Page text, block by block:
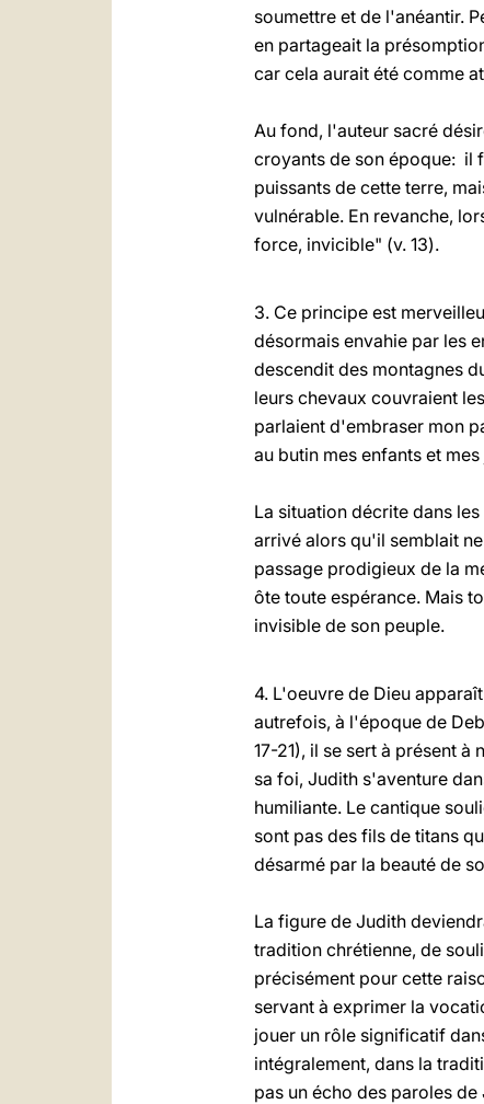
soumettre et de l'anéantir.
en partageait la
car cela aurait été comme
Au fond, l'auteur sacré
croyants de son époque: il
puissants de cette terre,
vulnérable. En revanche,
force, invicible" (v. 13).
3. Ce principe est
désormais envahie par les
descendit des montagnes
leurs chevaux couvraient
parlaient d'embraser mon
au butin mes enfants et
La situation décrite dans
arrivé alors qu'il semblait
passage prodigieux de la
ôte toute espérance. Mais
invisible de son peuple.
4. L'oeuvre de Dieu
autrefois, à l'époque de
17-21), il se sert à présent
sa foi, Judith s'aventure
humiliante. Le cantique
sont pas des fils de titans
désarmé par la beauté de
La figure de Judith
tradition chrétienne, de
précisément pour cette
servant à exprimer la
jouer un rôle significatif
intégralement, dans la
pas un écho des paroles